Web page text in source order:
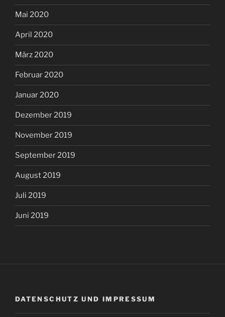
Mai 2020
April 2020
März 2020
Februar 2020
Januar 2020
Dezember 2019
November 2019
September 2019
August 2019
Juli 2019
Juni 2019
DATENSCHUTZ UND IMPRESSUM